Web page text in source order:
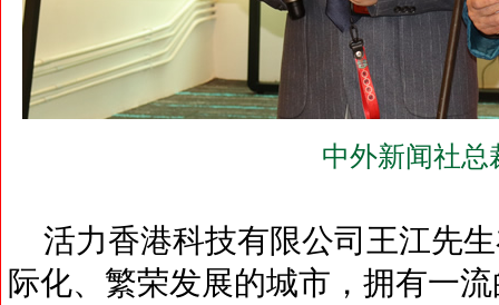
中外新闻社总
活力香港科技有限公司王江先
际化、繁荣发展的城市，拥有一